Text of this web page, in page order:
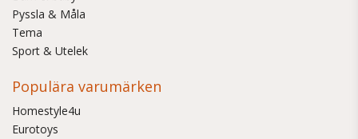
Pyssla & Måla
Tema
Sport & Utelek
Populära varumärken
Homestyle4u
Eurotoys